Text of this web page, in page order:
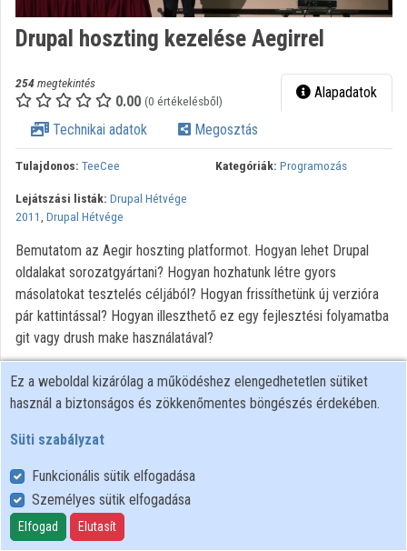
Intézményi felfedezés
Kategóriák
Intézményi listák
Intézmények
Közreműködők
Drupal hoszting kezelése Aegirrel
254megtekintés
0.00 (0 értékelésből) Alapadatok
Technikai adatok Megosztás
Tulajdonos: TeeCee Kategóriák: Programozás
Lejátszási listák: Drupal Hétvége
2011, Drupal Hétvége
Bemutatom az Aegir hoszting platformot. Hogyan lehet Drupal
oldalakat sorozatgyártani? Hogyan hozhatunk létre gyors
másolatokat tesztelés céljából? Hogyan frissíthetünk új verzióra
pár kattintással? Hogyan illeszthető ez egy fejlesztési folyamatba
git vagy drush make használatával?
Felhasználói szabályzat
Adatkezelési tájékoztató
Süti szabályzat
Ez a weboldal kizárólag a működéshez elengedhetetlen sütiket
használ a biztonságos és zökkenőmentes böngészés érdekében.
Süti szabályzat
Funkcionális sütik elfogadása
Személyes sütik elfogadása
Elfogad Elutasít